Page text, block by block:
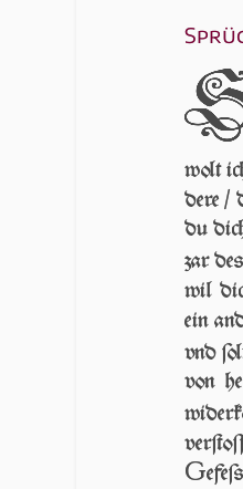
wolt
dere /
du
zar
wil
ein
vnd
von
G